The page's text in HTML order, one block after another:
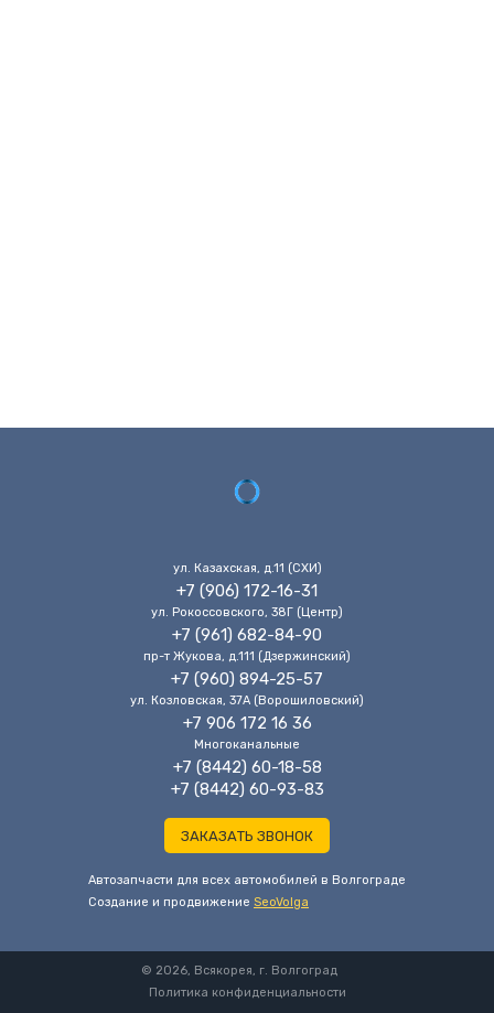
Автозапчасти для всех автомобилей в Волгограде
Cоздание и продвижение SeoVolga
ул. Казахская, д.11 (CХИ)
+7 (906) 172-16-31
ул. Рокоссовского, 38Г (Центр)
+7 (961) 682-84-90
пр-т Жукова, д.111 (Дзержинский)
+7 (960) 894-25-57
ул. Козловская, 37А (Ворошиловский)
+7 906 172 16 36
Многоканальные
+7 (8442) 60-18-58
+7 (8442) 60-93-83
ЗАКАЗАТЬ ЗВОНОК
© 2026, Всякорея, г. Волгоград
Политика конфиденциальности